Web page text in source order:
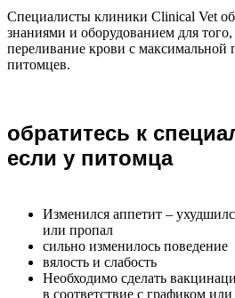
Специалисты клиники Clinical Vet
знаниями и оборудованием для
переливание крови с максимальной
питомцев.
обратитесь к
если у питомца
Изменился аппетит –
или пропал
сильно изменилось поведение
вялость и слабость
Необходимо сделать
в соответствие с графиком